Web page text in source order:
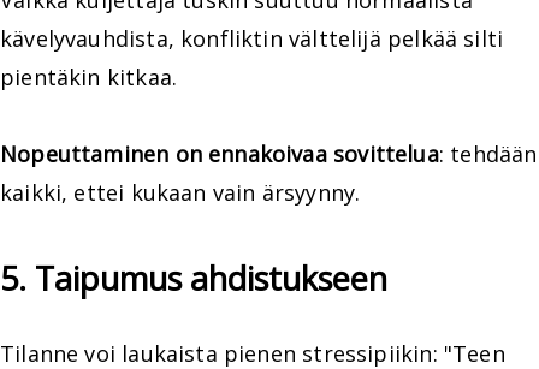
kävelyvauhdista, konfliktin välttelijä pelkää silti
pientäkin kitkaa.
Nopeuttaminen on ennakoivaa sovittelua: tehdään
kaikki, ettei kukaan vain ärsyynny.
5. Taipumus ahdistukseen
Tilanne voi laukaista pienen stressipiikin: "Teen